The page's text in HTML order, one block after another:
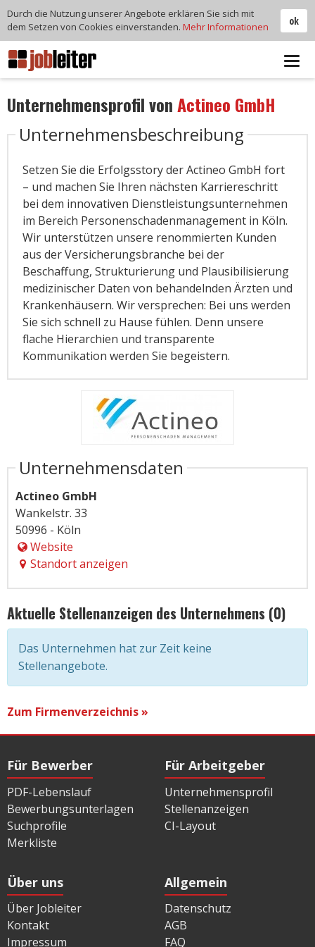
Unternehmensprofil vonActineo GmbH
Unternehmensbeschreibung
Setzen Sie die Erfolgsstory der Actineo GmbH fort
– und machen Sie Ihren nächsten Karriereschritt
bei dem innovativen Dienstleistungsunternehmen
im Bereich Personenschadenmanagement in Köln.
Wir unterstützen unsere renommierten Kunden
aus der Versicherungsbranche bei der
Beschaffung, Strukturierung und Plausibilisierung
medizinischer Daten von behandelnden Ärzten und
Krankenhäusern. Wir versprechen: Bei uns werden
Sie sich schnell zu Hause fühlen. Denn unsere
flache Hierarchien und transparente
Kommunikation werden Sie begeistern.
Unternehmensdaten
Actineo GmbH
Wankelstr. 33
50996 - Köln
Website
Standort anzeigen
Aktuelle Stellenanzeigen des Unternehmens (0)
Das Unternehmen hat zur Zeit keine
Stellenangebote.
Zum Firmenverzeichnis »
Für Bewerber
PDF-Lebenslauf
Bewerbungsunterlagen
Suchprofile
Merkliste
Für Arbeitgeber
Unternehmensprofil
Stellenanzeigen
CI-Layout
Über uns
Über Jobleiter
Kontakt
Impressum
Allgemein
Datenschutz
AGB
FAQ
ok
Durch die Nutzung unserer Angebote erklären Sie sich mit
dem Setzen von Cookies einverstanden. Mehr Informationen